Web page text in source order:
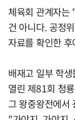
체육회 관계자는
건 아니다. 공정
자료를 확인한
배재고 일부 학
열린 제81회 청
그 왕중왕전에서